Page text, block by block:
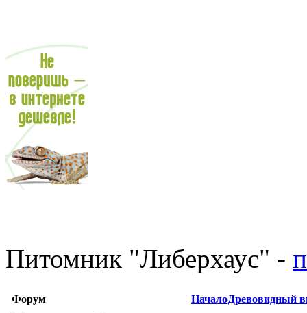
Питомник "Либерхаус" -
Форум НачалоДревовидный